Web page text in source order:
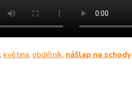
, květina, obdélník, nášlap na schody